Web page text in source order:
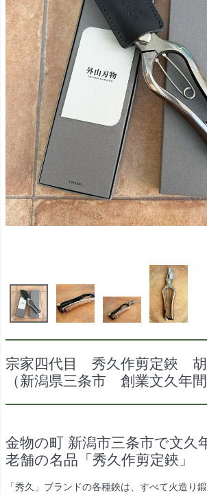
宗家四代目 秀久作剪定鋏
（新潟県三条市 創業文久年間
金物の町 新潟市三条市で文久
老舗の名品「秀久作剪定鋏」
「秀久」ブランドの各種鋏は、すべて火造り